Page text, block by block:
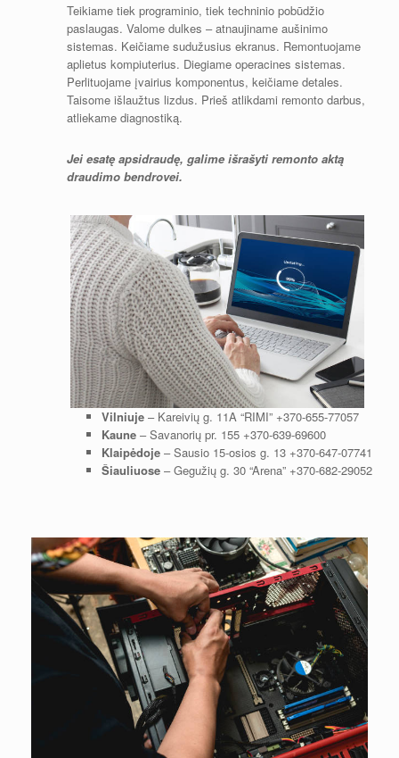
Teikiame tiek programinio, tiek techninio pobūdžio
paslaugas. Valome dulkes – atnaujiname aušinimo
sistemas. Keičiame sudužusius ekranus. Remontuojame
aplietus kompiuterius. Diegiame operacines sistemas.
Perlituojame įvairius komponentus, keičiame detales.
Taisome išlaužtus lizdus. Prieš atlikdami remonto darbus,
atliekame diagnostiką.
Jei esatę apsidraudę, galime išrašyti remonto aktą
draudimo bendrovei.
Vilniuje– Kareivių g. 11A “RIMI” +370-655-77057
Kaune– Savanorių pr. 155 +370-639-69600
Klaipėdoje– Sausio 15-osios g. 13 +370-647-07741
Šiauliuose– Gegužių g. 30 “Arena” +370-682-29052